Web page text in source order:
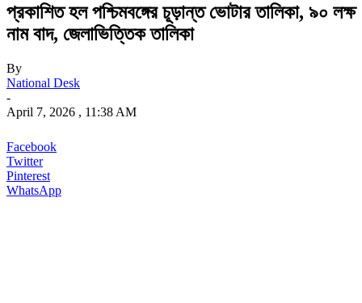
প্রকাশিত হল পশ্চিমবঙ্গের চূড়ান্ত ভোটার তালিকা, ৯০ লক্ষ
নাম বাদ, জেলাভিত্তিক তালিকা
By
National Desk
-
April 7, 2026 , 11:38 AM
Facebook
Twitter
Pinterest
WhatsApp